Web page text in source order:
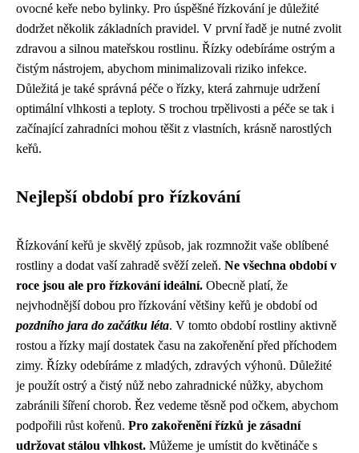
ovocné keře nebo bylinky. Pro úspěšné řízkování je důležité
dodržet několik základních pravidel. V první řadě je nutné zvolit
zdravou a silnou mateřskou rostlinu. Řízky odebíráme ostrým a
čistým nástrojem, abychom minimalizovali riziko infekce.
Důležitá je také správná péče o řízky, která zahrnuje udržení
optimální vlhkosti a teploty. S trochou trpělivosti a péče se tak i
začínající zahradníci mohou těšit z vlastních, krásně narostlých
keřů.
Nejlepší období pro řízkování
Řízkování keřů je skvělý způsob, jak rozmnožit vaše oblíbené
rostliny a dodat vaší zahradě svěží zeleň. Ne všechna období v
roce jsou ale pro řízkování ideální. Obecně platí, že
nejvhodnější dobou pro řízkování většiny keřů je období od
pozdního jara do začátku léta. V tomto období rostliny aktivně
rostou a řízky mají dostatek času na zakořenění před příchodem
zimy. Řízky odebíráme z mladých, zdravých výhonů. Důležité
je použít ostrý a čistý nůž nebo zahradnické nůžky, abychom
zabránili šíření chorob. Řez vedeme těsně pod očkem, abychom
podpořili růst kořenů. Pro zakořenění řízků je zásadní
udržovat stálou vlhkost. Můžeme je umístit do květináče s